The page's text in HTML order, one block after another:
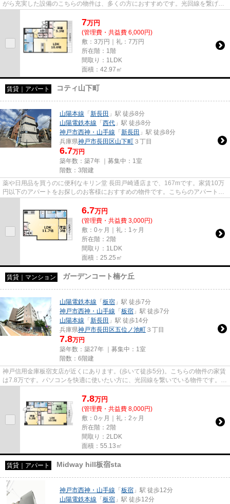
がら充実した設備のこちらの物件は、多くの方におすすめです。光回線を繋げて
7万円
(管理費・共益費 6,000円)
敷：3万円｜礼：7万円
所在階：1階
間取り：1LDK
面積：42.97㎡
賃貸｜アパート コティ山下町
山陽本線 「 新長田 」駅 徒歩8分
山陽電鉄本線 「 西代 」駅 徒歩8分
神戸市西神・山手線 「 新長田 」駅 徒歩8分
兵庫県神戸市長田区山下町 ３丁目
6.7万円
築年数：築7年 ｜募集中： 1室
階数：3階建
薬や日用品を買うのに便利なキリン堂 長田戸崎通店まで、167mです。家賃10万
円以下のアパートをお探しのお客様におすすめの物件です。こちらのアパートは
6.7万円
(管理費・共益費 3,000円)
敷：0ヶ月｜礼：1ヶ月
所在階：2階
間取り：1LDK
面積：25.25㎡
賃貸｜マンション ガーデンコート楠ケ丘
山陽電鉄本線 「 板宿 」駅 徒歩7分
神戸市西神・山手線 「 板宿 」駅 徒歩7分
山陽本線 「 新長田 」駅 徒歩14分
兵庫県神戸市長田区五位ノ池町 ３丁目
7.8万円
築年数：築27年 ｜募集中： 1室
階数：6階建
神戸信用金庫板宿支店が近くにあります。(歩いて徒歩5分)。こちらの物件の家賃
は7.8万です。パソコンを快適に使いたい方に、光回線を繋いでいる物件です。
7.8万円
(管理費・共益費 8,000円)
敷：0ヶ月｜礼：2ヶ月
所在階：2階
間取り：2LDK
面積：55.13㎡
賃貸｜アパート Midway hill板宿sta
神戸市西神・山手線 「 板宿 」駅 徒歩12分
山陽電鉄本線 「 板宿 」駅 徒歩12分